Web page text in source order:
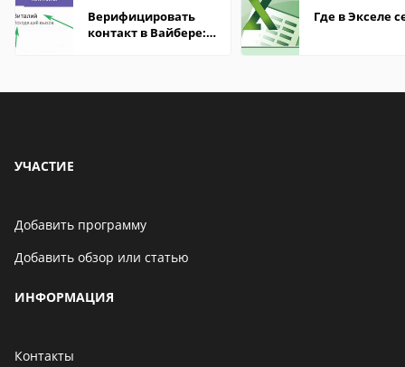
Верифицировать
контакт в Вайбере:
Где в Экселе
УЧАСТИЕ
Добавить программу
Добавить обзор или статью
ИНФОРМАЦИЯ
Контакты